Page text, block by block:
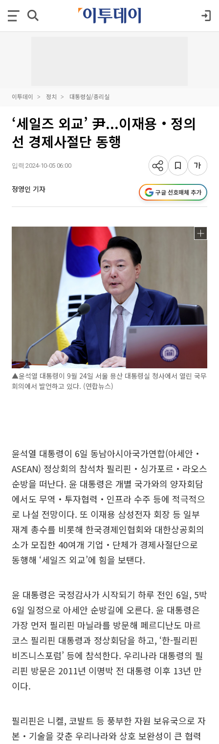
이투데이 정치 대통령실/총리실
‘세일즈 외교’ 尹...이재용‧정의
선 경제사절단 동행
입력 2024-10-05 06:00
정영인 기자 구글 선호매체 추가
▲윤석열 대통령이 9월 24일 서울 용산 대통령실 청사에서 열린 국무
회의에서 발언하고 있다. (연합뉴스)
윤석열 대통령이 6일 동남아시아국가연합(아세안‧
ASEAN) 정상회의 참석차 필리핀‧싱가포르‧라오스
순방을 떠난다. 윤 대통령은 개별 국가와의 양자회담
에서도 무역‧투자협력‧인프라 수주 등에 적극적으
로 나설 전망이다. 또 이재용 삼성전자 회장 등 일부
재계 총수를 비롯해 한국경제인협회와 대한상공회의
소가 모집한 40여개 기업‧단체가 경제사절단으로
동행해 ‘세일즈 외교’에 힘을 보탠다.
윤 대통령은 국정감사가 시작되기 하루 전인 6일, 5박
6일 일정으로 아세안 순방길에 오른다. 윤 대통령은
가장 먼저 필리핀 마닐라를 방문해 페르디난도 마르
코스 필리핀 대통령과 정상회담을 하고, ‘한-필리핀
비즈니스포럼’ 등에 참석한다. 우리나라 대통령의 필
리핀 방문은 2011년 이명박 전 대통령 이후 13년 만
이다.
필리핀은 니켈, 코발트 등 풍부한 자원 보유국으로 자
본‧기술을 갖춘 우리나라와 상호 보완성이 큰 협력